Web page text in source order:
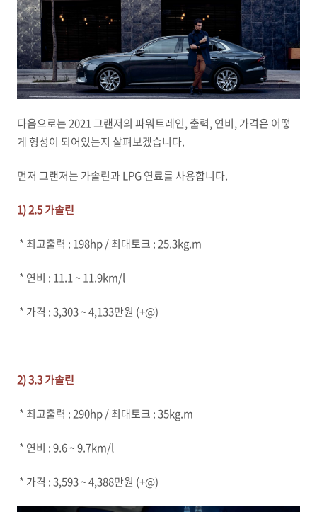
다음으로는 2021 그랜저의 파워트레인, 출력, 연비, 가격은 어떻
게 형성이 되어있는지 살펴보겠습니다.
먼저 그랜저는 가솔린과 LPG 연료를 사용합니다.
1) 2.5 가솔린
* 최고출력 : 198hp / 최대토크 : 25.3kg.m
* 연비 : 11.1 ~ 11.9km/l
* 가격 : 3,303 ~ 4,133만원 (+@)
2) 3.3 가솔린
* 최고출력 : 290hp / 최대토크 : 35kg.m
* 연비 : 9.6 ~ 9.7km/l
* 가격 : 3,593 ~ 4,388만원 (+@)